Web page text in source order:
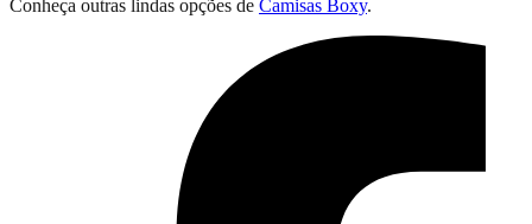
Conheça outras lindas opções de Camisas Boxy.